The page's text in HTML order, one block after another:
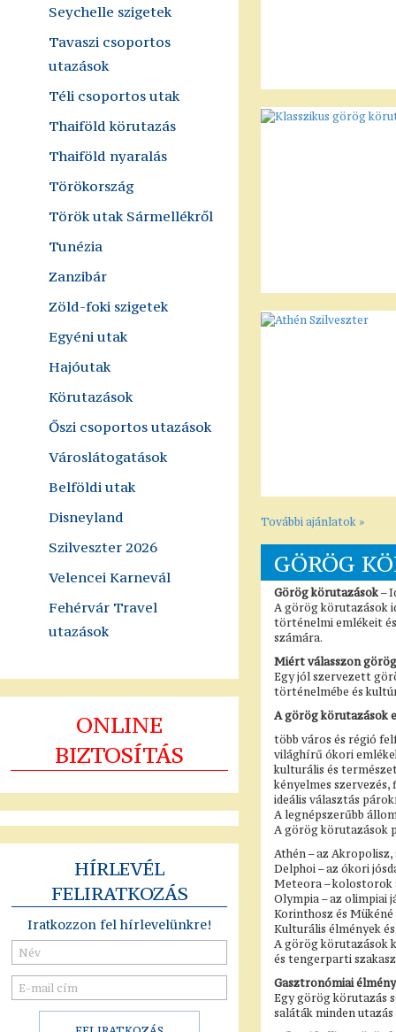
Seychelle szigetek
Tavaszi csoportos
utazások
Téli csoportos utak
Thaiföld körutazás
Thaiföld nyaralás
Törökország
Török utak Sármellékről
Tunézia
Zanzibár
Zöld-foki szigetek
Egyéni utak
Hajóutak
Körutazások
Őszi csoportos utazások
Városlátogatások
Belföldi utak
Disneyland
Szilveszter 2026
Velencei Karnevál
Fehérvár Travel
utazások
ONLINE
BIZTOSÍTÁS
HÍRLEVÉL
FELIRATKOZÁS
Iratkozzon fel hírlevelünkre!
További ajánlatok »
GÖRÖG
Görög körutazások –
A görög körutazások
történelmi emlékeit
számára.
Miért válasszon
Egy jól szervezett
történelmébe és
A görög körutazások
több város és régió
világhírű ókori
kulturális és
kényelmes
ideális választás
A legnépszerűbb
A görög körutazások
Athén – az
Delphoi – az ókori
Meteora –
Olympia – az olimpiai
Korinthosz és
Kulturális élmények
A görög körutazások
és tengerparti
Gasztronómiai
Egy görög körutazás
saláták minden